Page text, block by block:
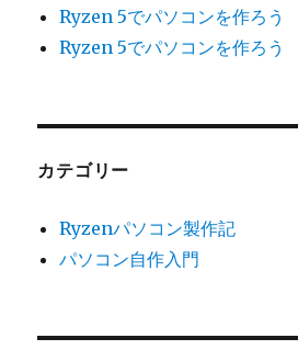
Ryzen 5でパソコンを作
Ryzen 5でパソコンを作ろ
カテゴリー
Ryzenパソコン製作記
パソコン自作入門